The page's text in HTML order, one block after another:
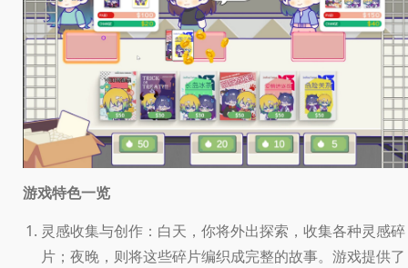
游戏特色一览
灵感收集与创作：白天，你将外出探索，收集各种灵感碎
片；夜晚，则将这些碎片编织成完整的故事。游戏提供了